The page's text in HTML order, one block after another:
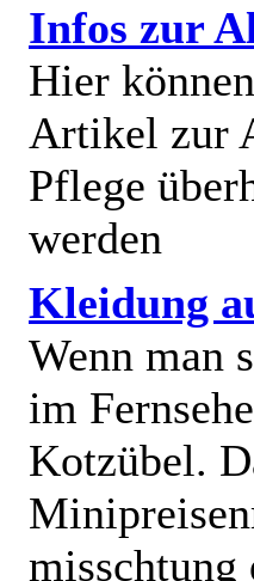
Infos zur
Hier
Artikel zur
Pflege
werden
Kleidung
Wenn man
im
Kotzübel.
misschtung